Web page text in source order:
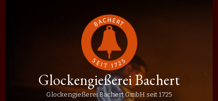
Glockengießerei Bachert
Glockengießerei Bachert GmbH seit 1725